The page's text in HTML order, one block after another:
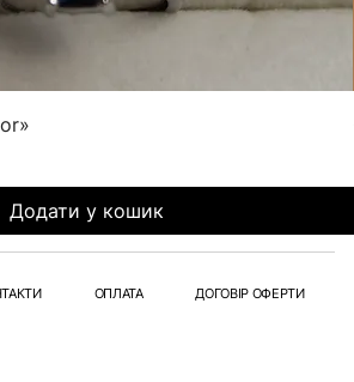
Додати у кошик
ОПЛАТА ДОГОВІР ОФЕРТИ